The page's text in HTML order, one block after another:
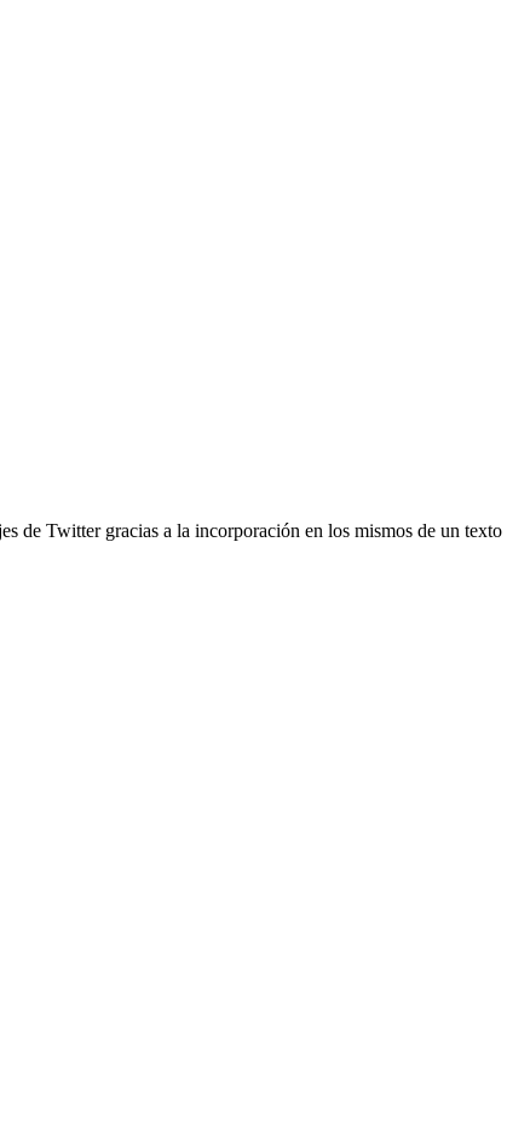
de Twitter gracias a la incorporación en los mismos de un texto